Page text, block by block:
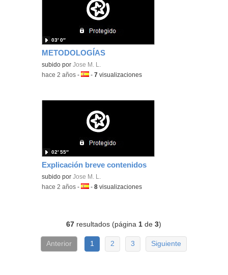
METODOLOGÍAS
subido porJose M. L.
03′ 0″
-hace 2 años -Idioma:
-7 visualizaciones
Explicación breve contenidos
subido porJose M. L.
02′ 55″
-hace 2 años -Idioma:
-8 visualizaciones
67 resultados (página 1 de3)
Anterior 1 2 3 Siguiente